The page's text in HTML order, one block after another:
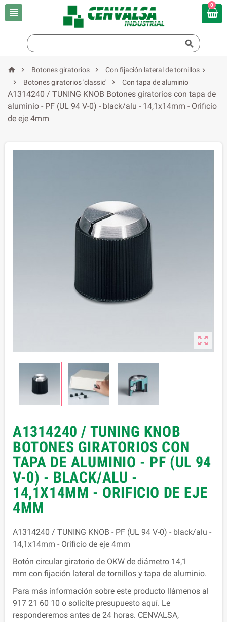

0

  Botones giratorios 
Con fijación lateral de tornillos

Botones giratorios 'classic'  Con tapa de aluminio

A1314240 / TUNING KNOB Botones giratorios con tapa de
aluminio - PF (UL 94 V-0) - black/alu - 14,1x14mm - Orificio
de eje 4mm

A1314240 / TUNING KNOB
BOTONES GIRATORIOS CON
TAPA DE ALUMINIO - PF (UL 94
V-0) - BLACK/ALU -
14,1X14MM - ORIFICIO DE EJE
4MM
A1314240 / TUNING KNOB - PF (UL 94 V-0) - black/alu -
14,1x14mm - Orificio de eje 4mm
Botón circular giratorio de OKW de diámetro 14,1
mm con fijación lateral de tornillos y tapa de aluminio.
Para más información sobre este producto llámenos al
917 21 60 10 o solicite presupuesto aquí. Le
responderemos antes de 24 horas. CENVALSA,